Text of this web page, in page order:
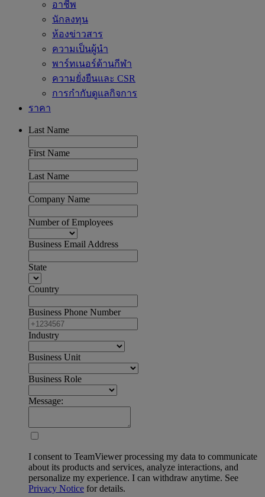
อาชีพ
นักลงทุน
ห้องข่าวสาร
ความเป็นผู้นำ
พาร์ทเนอร์ด้านกีฬา
ความยั่งยืนและ CSR
การกำกับดูแลกิจการ
ราคา
Last Name
First Name
Last Name
Company Name
Number of Employees
Business Email Address
State
Country
Business Phone Number
Industry
Business Unit
Business Role
Message:
I consent to TeamViewer processing my data to communicate
about its products and services, analyze interactions, and
personalize my experience. I can withdraw anytime. See
Privacy Notice for details.